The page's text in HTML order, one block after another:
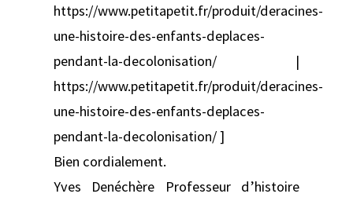
https://www.petitapetit.fr/produit/deracines-
une-histoire-des-enfants-deplaces-
pendant-la-decolonisation/ |
https://www.petitapetit.fr/produit/deracines-
une-histoire-des-enfants-deplaces-
pendant-la-decolonisation/ ]
Bien cordialement.
Yves Denéchère Professeur d’histoire